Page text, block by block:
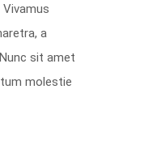
a
sit amet
molestie